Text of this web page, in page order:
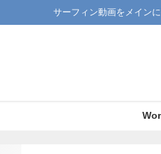
サーフィン動画をメイン